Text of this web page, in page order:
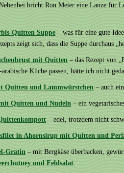
bricht Ron Meier eine Lanze für
Quitten Suppe– was für eine gute
zeigt sich, dass die Suppe durchaus
mit Quitten – das Rezept von
Küche passen, hätte ich nicht
Quitten und Lammwürstchen – auch
Quitten und Nudeln – ein
– edel, trotzdem nicht
in Ahornsirup mit Quitten und
Gratin – mit Bergkäse überbacken,
und Feldsalat.